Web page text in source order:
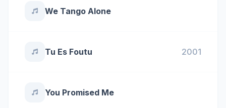
We Tango Alone
Tu Es Foutu 2001
You Promised Me